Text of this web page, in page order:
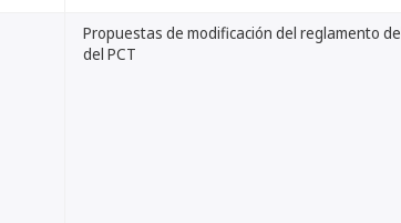
Propuestas de modificación del reglamento
del PCT